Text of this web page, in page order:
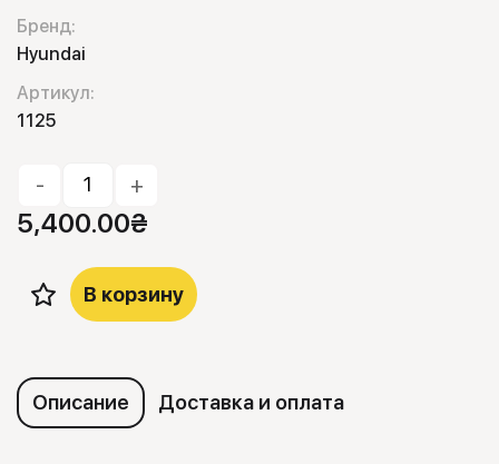
Бренд:
Hyundai
Артикул:
1125
- +
5,400.00₴
В корзину
Описание Доставка и оплата